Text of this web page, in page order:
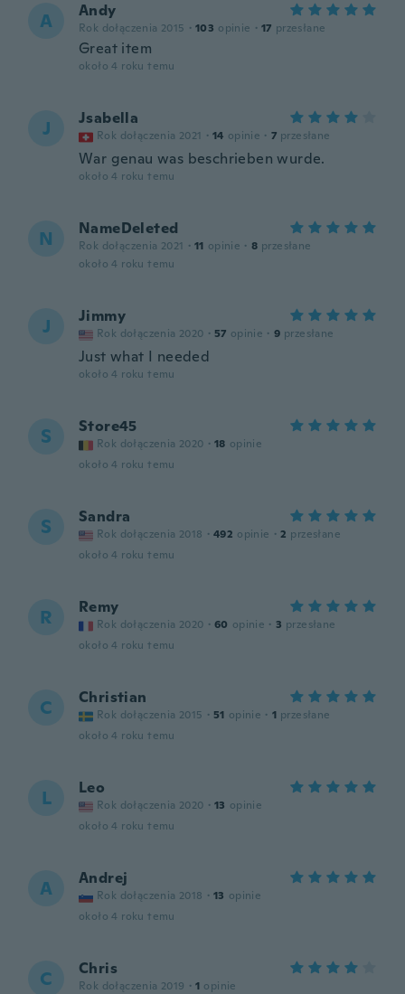
A Andy
Rok dołączenia 2015 · 103 opinie · 17 przesłane
Great item
około 4 roku temu
J Jsabella
Rok dołączenia 2021 · 14 opinie · 7 przesłane
War genau was beschrieben wurde.
około 4 roku temu
N NameDeleted
Rok dołączenia 2021 · 11 opinie · 8 przesłane
około 4 roku temu
J Jimmy
Rok dołączenia 2020 · 57 opinie · 9 przesłane
Just what I needed
około 4 roku temu
S Store45
Rok dołączenia 2020 · 18 opinie
około 4 roku temu
S Sandra
Rok dołączenia 2018 · 492 opinie · 2 przesłane
około 4 roku temu
R Remy
Rok dołączenia 2020 · 60 opinie · 3 przesłane
około 4 roku temu
C Christian
Rok dołączenia 2015 · 51 opinie · 1 przesłane
około 4 roku temu
L Leo
Rok dołączenia 2020 · 13 opinie
około 4 roku temu
A Andrej
Rok dołączenia 2018 · 13 opinie
około 4 roku temu
C Chris
Rok dołączenia 2019 · 1 opinie